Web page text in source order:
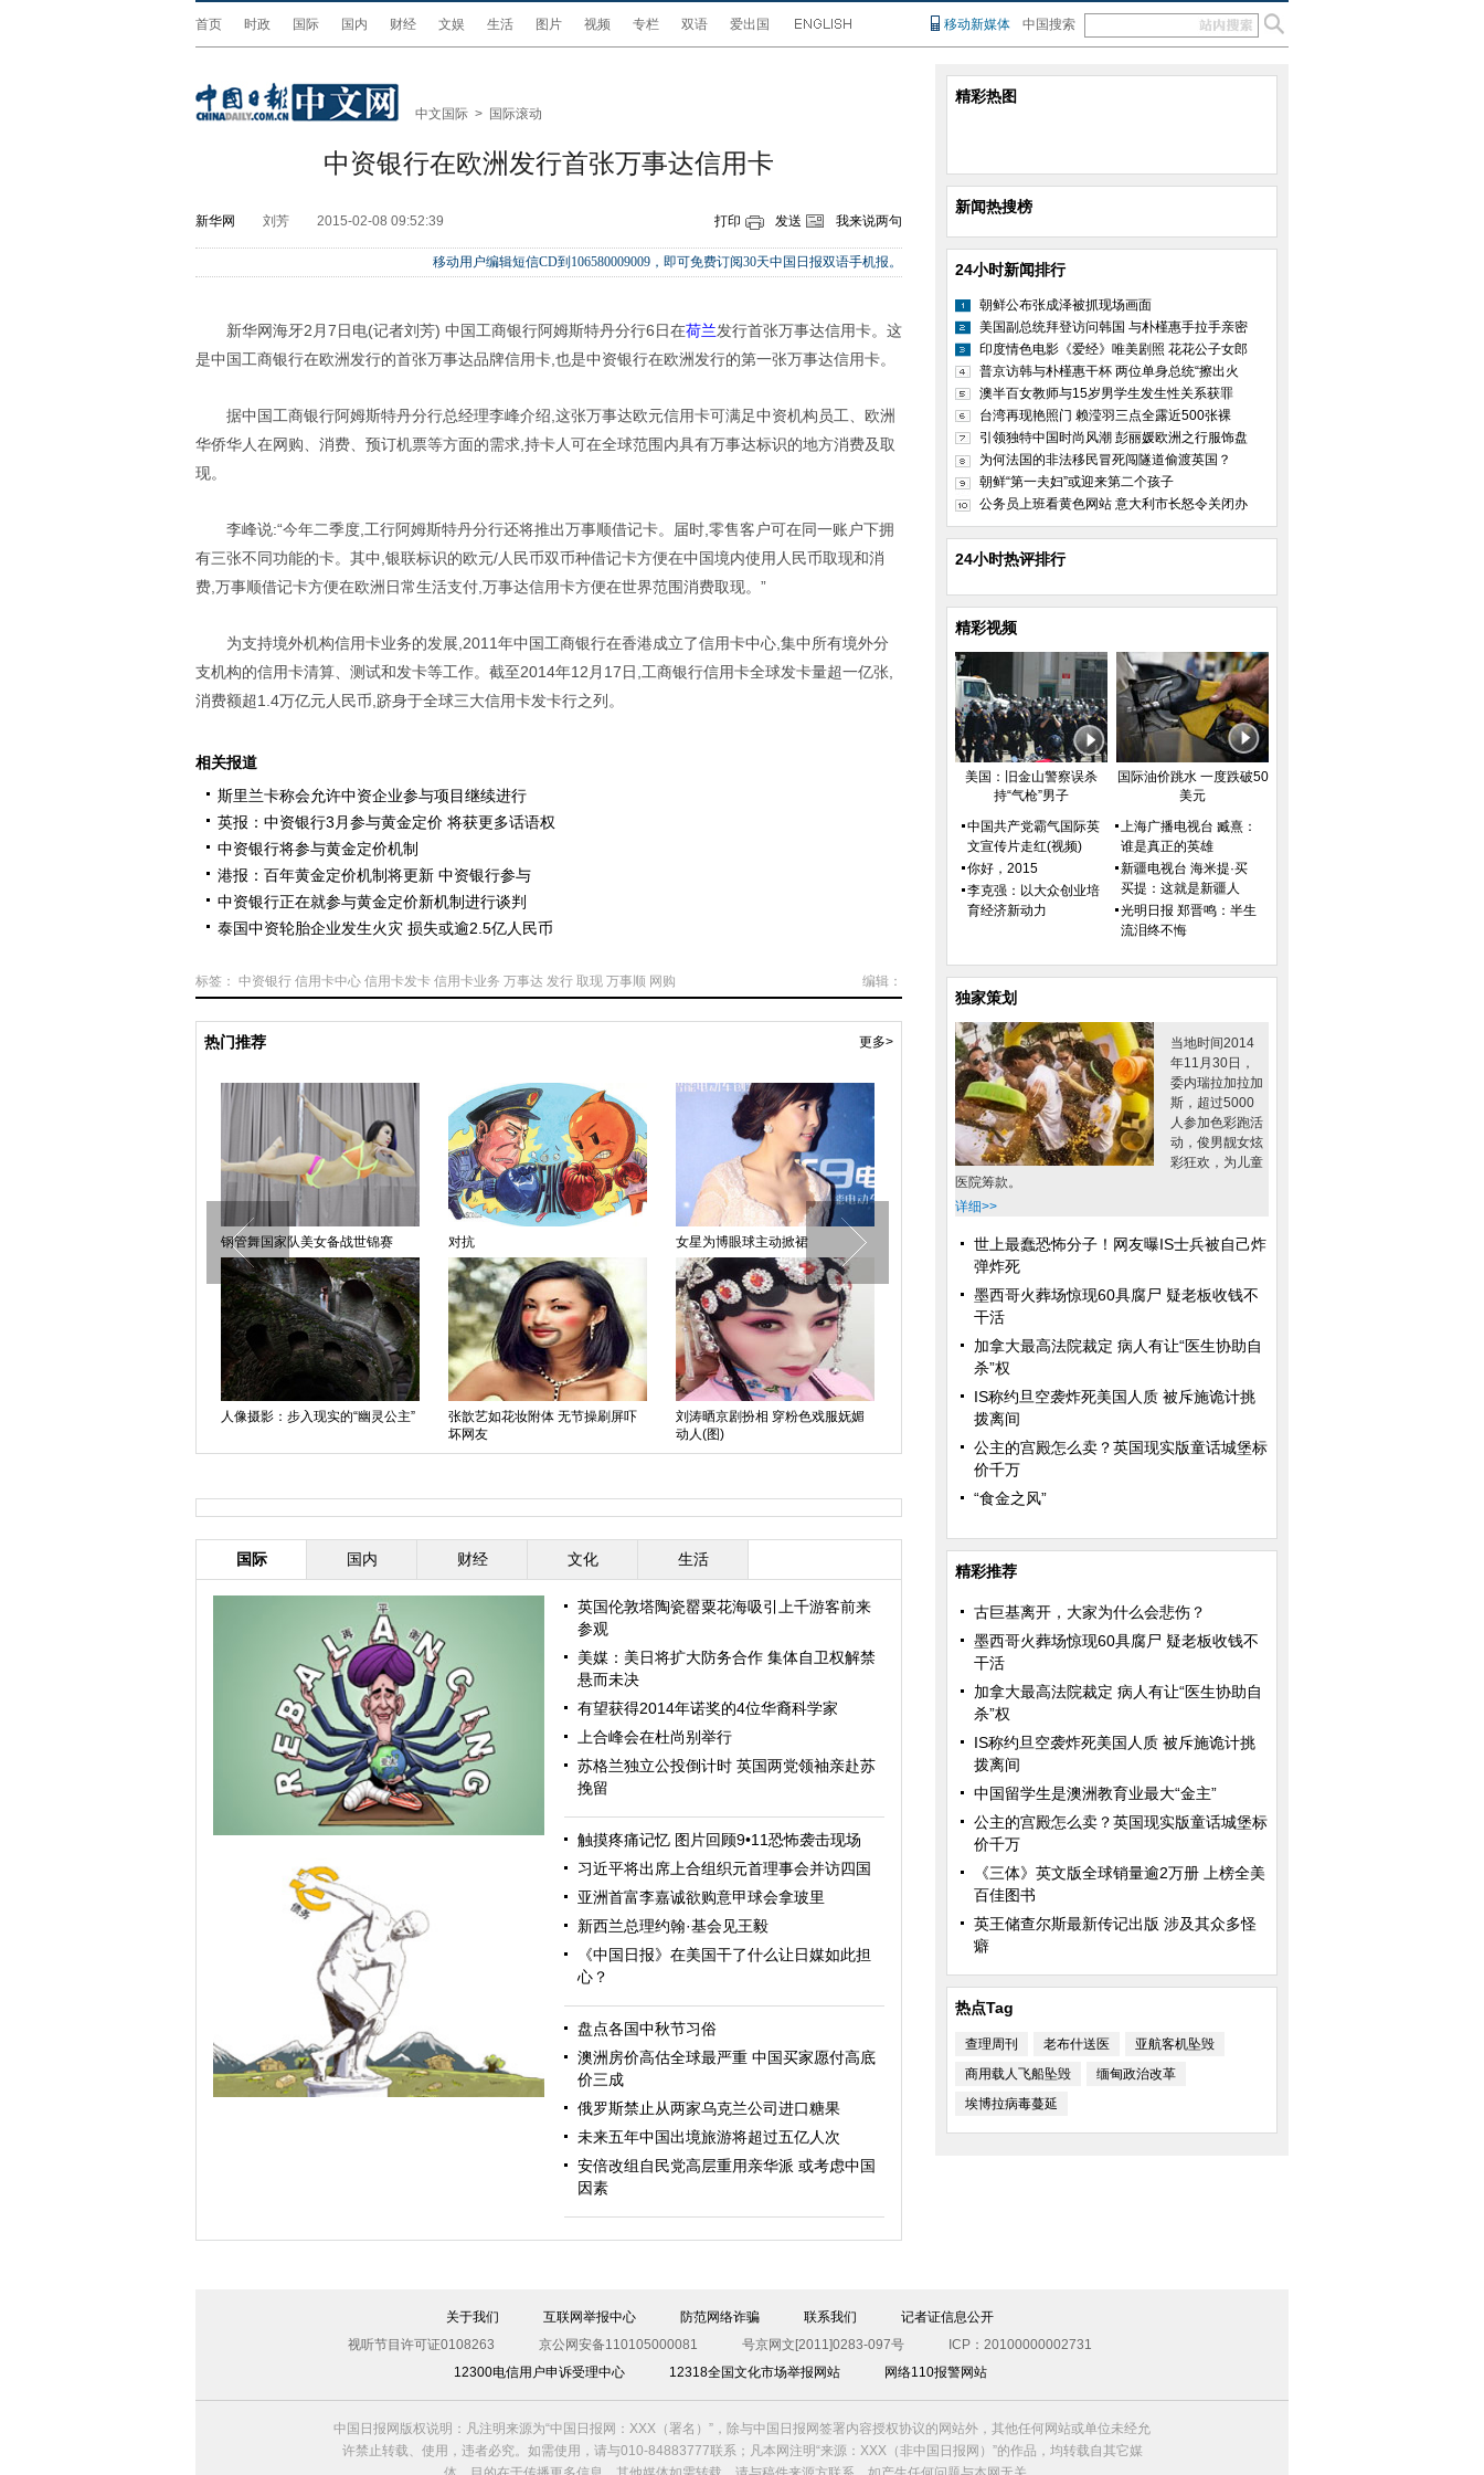
首页 时政 国际 国内 财经 文娱 生活 图片 视频 专栏 双语 爱出国 移动新媒体 中国搜索
中文国际 > 国际滚动
中资银行在欧洲发行首张万事达信用卡
新华网 刘芳 2015-02-08 09:52:39 打印 发送 我来说两句
移动用户编辑短信CD到106580009009，即可免费订阅30天中国日报双语手机报。
新华网海牙2月7日电(记者刘芳) 中国工商银行阿姆斯特丹分行6日在荷兰发行首张万事达信用卡。这
是中国工商银行在欧洲发行的首张万事达品牌信用卡,也是中资银行在欧洲发行的第一张万事达信用卡。
据中国工商银行阿姆斯特丹分行总经理李峰介绍,这张万事达欧元信用卡可满足中资机构员工、欧洲
华侨华人在网购、消费、预订机票等方面的需求,持卡人可在全球范围内具有万事达标识的地方消费及取
现。
李峰说:“今年二季度,工行阿姆斯特丹分行还将推出万事顺借记卡。届时,零售客户可在同一账户下拥
有三张不同功能的卡。其中,银联标识的欧元/人民币双币种借记卡方便在中国境内使用人民币取现和消
费,万事顺借记卡方便在欧洲日常生活支付,万事达信用卡方便在世界范围消费取现。”
为支持境外机构信用卡业务的发展,2011年中国工商银行在香港成立了信用卡中心,集中所有境外分
支机构的信用卡清算、测试和发卡等工作。截至2014年12月17日,工商银行信用卡全球发卡量超一亿张,
消费额超1.4万亿元人民币,跻身于全球三大信用卡发卡行之列。
相关报道
斯里兰卡称会允许中资企业参与项目继续进行
英报：中资银行3月参与黄金定价 将获更多话语权
中资银行将参与黄金定价机制
港报：百年黄金定价机制将更新 中资银行参与
中资银行正在就参与黄金定价新机制进行谈判
泰国中资轮胎企业发生火灾 损失或逾2.5亿人民币
编辑：
标签： 中资银行 信用卡中心 信用卡发卡 信用卡业务 万事达 发行 取现 万事顺 网购
热门推荐 更多>
钢管舞国家队美女备战世锦赛 对抗 女星为博眼球主动掀裙
人像摄影：步入现实的“幽灵公主”
张歆艺如花妆附体 无节操刷屏吓
坏网友
刘涛晒京剧扮相 穿粉色戏服妩媚
动人(图)
一男拥二女：俄罗斯警校美女真开
王珞丹姐姐美艳私照曝光 才貌双
国际 国内 财经 文化 生活
亚太再平衡
英国伦敦塔陶瓷罂粟花海吸引上千游客前来
参观
美媒：美日将扩大防务合作 集体自卫权解禁
悬而未决
有望获得2014年诺奖的4位华裔科学家
上合峰会在杜尚别举行
苏格兰独立公投倒计时 英国两党领袖亲赴苏
挽留
触摸疼痛记忆 图片回顾9•11恐怖袭击现场
习近平将出席上合组织元首理事会并访四国
亚洲首富李嘉诚欲购意甲球会拿玻里
新西兰总理约翰·基会见王毅
《中国日报》在美国干了什么让日媒如此担
心？
盘点各国中秋节习俗
澳洲房价高估全球最严重 中国买家愿付高底
价三成
俄罗斯禁止从两家乌克兰公司进口糖果
未来五年中国出境旅游将超过五亿人次
安倍改组自民党高层重用亲华派 或考虑中国
因素
精彩热图
新闻热搜榜
24小时新闻排行
朝鲜公布张成泽被抓现场画面
美国副总统拜登访问韩国 与朴槿惠手拉手亲密
印度情色电影《爱经》唯美剧照 花花公子女郎
普京访韩与朴槿惠干杯 两位单身总统“擦出火
澳半百女教师与15岁男学生发生性关系获罪
台湾再现艳照门 赖滢羽三点全露近500张裸
引领独特中国时尚风潮 彭丽媛欧洲之行服饰盘
为何法国的非法移民冒死闯隧道偷渡英国？
朝鲜“第一夫妇”或迎来第二个孩子
公务员上班看黄色网站 意大利市长怒令关闭办
24小时热评排行
精彩视频
美国：旧金山警察误杀
持“气枪”男子
国际油价跳水 一度跌破50
美元
中国共产党霸气国际英
文宣传片走红(视频)
你好，2015
李克强：以大众创业培
育经济新动力
上海广播电视台 臧熹：
谁是真正的英雄
新疆电视台 海米提·买
买提：这就是新疆人
光明日报 郑晋鸣：半生
流泪终不悔
独家策划
当地时间2014
年11月30日，
委内瑞拉加拉加
斯，超过5000
人参加色彩跑活
动，俊男靓女炫
彩狂欢，为儿童
医院筹款。
详细>>
世上最蠢恐怖分子！网友曝IS士兵被自己炸
弹炸死
墨西哥火葬场惊现60具腐尸 疑老板收钱不
干活
加拿大最高法院裁定 病人有让“医生协助自
杀”权
IS称约旦空袭炸死美国人质 被斥施诡计挑
拨离间
公主的宫殿怎么卖？英国现实版童话城堡标
价千万
“食金之风”
精彩推荐
古巨基离开，大家为什么会悲伤？
墨西哥火葬场惊现60具腐尸 疑老板收钱不
干活
加拿大最高法院裁定 病人有让“医生协助自
杀”权
IS称约旦空袭炸死美国人质 被斥施诡计挑
拨离间
中国留学生是澳洲教育业最大“金主”
公主的宫殿怎么卖？英国现实版童话城堡标
价千万
《三体》英文版全球销量逾2万册 上榜全美
百佳图书
英王储查尔斯最新传记出版 涉及其众多怪
癖
热点Tag
查理周刊 老布什送医
亚航客机坠毁
商用载人飞船坠毁
缅甸政治改革
埃博拉病毒蔓延
关于我们 互联网举报中心 防范网络诈骗 联系我们
记者证信息公开
视听节目许可证0108263
京公网安备110105000081 号京网文[2011]0283-097号
ICP：20100000002731
12300电信用户申诉受理中心
12318全国文化市场举报网站 网络110报警网站
中国日报网版权说明：凡注明来源为“中国日报网：XXX（署名）”，除与中国日报网签署内容授权协议的网站外，其他任何网站或单位未经允
许禁止转载、使用，违者必究。如需使用，请与010-84883777联系；凡本网注明“来源：XXX（非中国日报网）”的作品，均转载自其它媒